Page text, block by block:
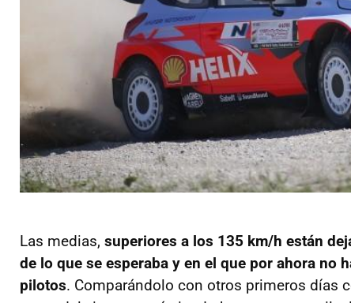
Las medias, superiores a los 135 km/h están
de lo que se esperaba y en el que por ahora no
pilotos. Comparándolo con otros primeros días